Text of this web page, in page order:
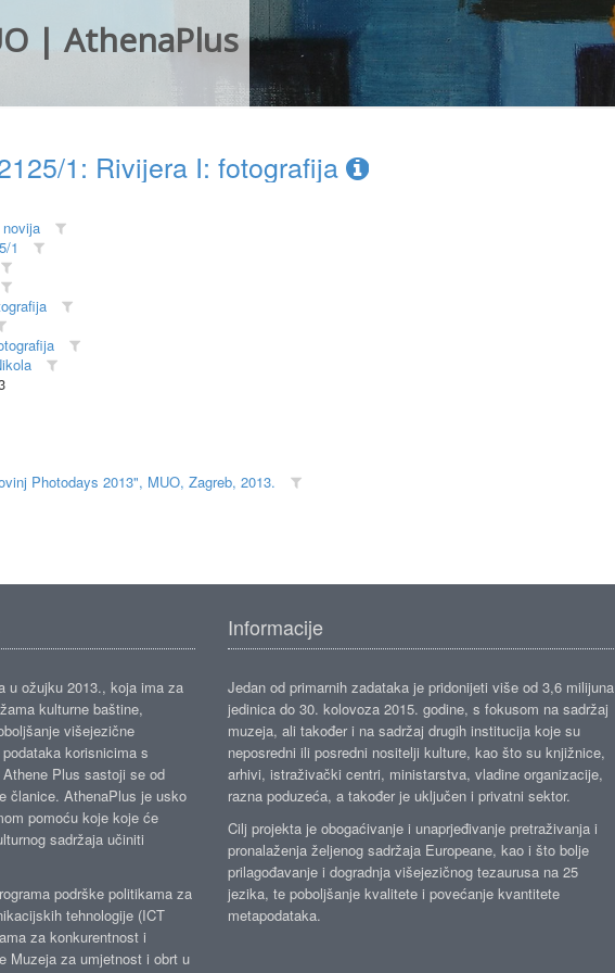
| AthenaPlus
1: Rivijera I: fotografija
1
Photodays 2013", MUO, Zagreb, 2013.
u ožujku 2013., koja ima za
kulturne baštine,
višejezične
korisnicima s
Plus sastoji se od
članice. AthenaPlus je usko
pomoću koje koje će
sadržaja učiniti
podrške politikama za
tehnologije (ICT
za konkurentnost i
Muzeja za umjetnost i obrt u
Informacije
Jedan od primarnih zadataka je pridonijeti više od 3,6 milijuna
jedinica do 30. kolovoza 2015. godine, s fokusom na sadržaj
muzeja, ali također i na sadržaj drugih institucija koje su
neposredni ili posredni nositelji kulture, kao što su knjižnice,
arhivi, istraživački centri, ministarstva, vladine organizacije,
razna poduzeća, a također je uključen i privatni sektor.
Cilj projekta je obogaćivanje i unaprjeđivanje pretraživanja i
pronalaženja željenog sadržaja Europeane, kao i što bolje
prilagođavanje i dogradnja višejezičnog tezaurusa na 25
jezika, te poboljšanje kvalitete i povećanje kvantitete
metapodataka.